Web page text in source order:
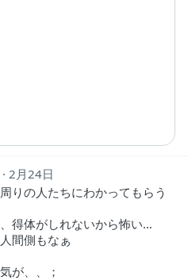
2月24日
りの人たちにわかってもらう
得体がしれないから怖い…
間側もなぁ
が、、；